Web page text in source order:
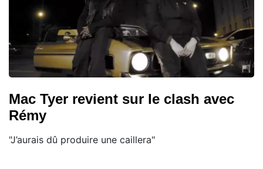
Mac Tyer revient sur le clash avec
Rémy
"J’aurais dû produire une caillera"